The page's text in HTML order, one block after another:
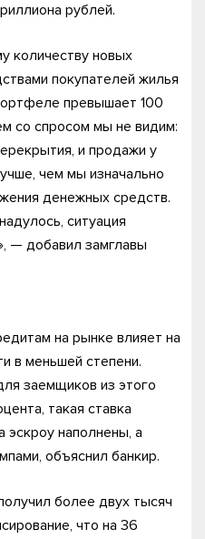
рублей.
количеству новых
покупателей жилья
превышает 100
со спросом мы не видим:
и продажи у
чем мы изначально
денежных средств.
ситуация
— добавил замглавы
на рынке влияет на
в меньшей степени.
заемщиков из этого
такая ставка
эскроу наполнены, а
объяснил банкир.
более двух тысяч
что на 36